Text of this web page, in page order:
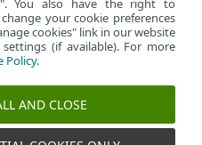
de bureau
You also have the right to
your cookie preferences
cookies" link in our website
(if available). For more
Policy.
AND CLOSE